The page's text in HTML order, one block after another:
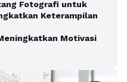
Fotografi untuk
Keterampilan
Motivasi